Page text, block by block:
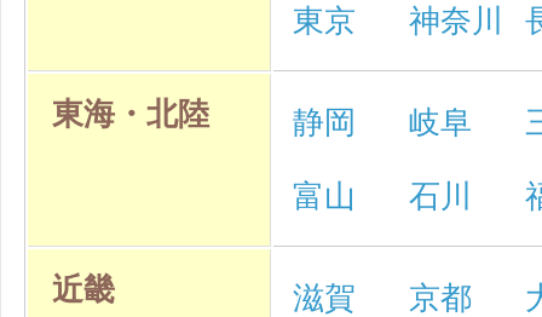
東京 神奈川
東海・北陸 静岡 岐阜
富山 石川
近畿 滋賀 京都